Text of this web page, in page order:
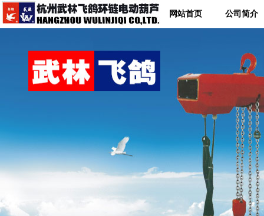
网站首页 公司简介